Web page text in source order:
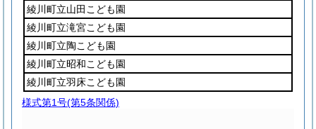
綾川町立山田こども園
綾川町立滝宮こども園
綾川町立陶こども園
綾川町立昭和こども園
綾川町立羽床こども園
様式第1号(第5条関係)